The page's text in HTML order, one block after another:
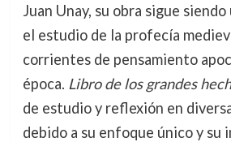
Juan Unay, su obra sigue
el estudio de la profecía
corrientes de pensamiento
época. Libro de los grandes
de estudio y reflexión en
debido a su enfoque único y